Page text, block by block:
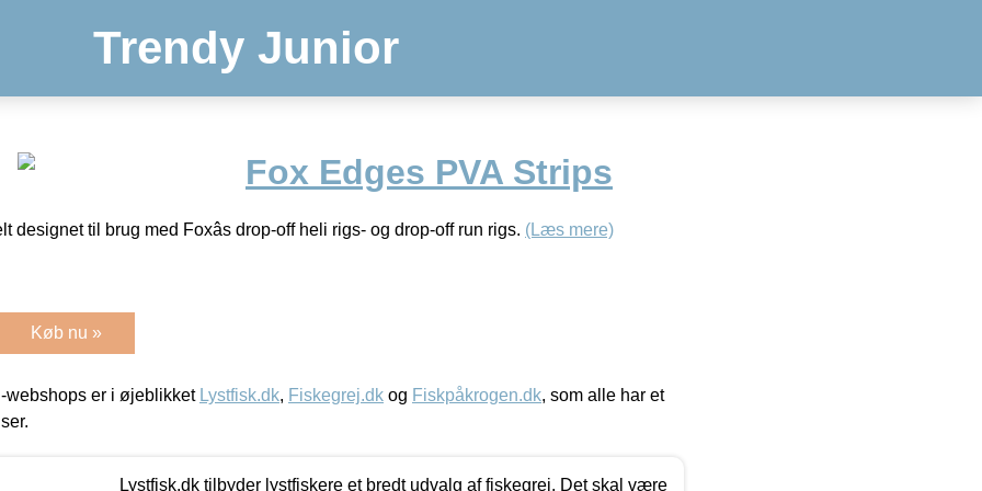
Trendy Junior
Fox Edges PVA Strips
designet til brug med Foxâs drop-off heli rigs- og drop-off run rigs. (Læs mere)
Køb nu »
er i øjeblikket Lystfisk.dk, Fiskegrej.dk og Fiskpåkrogen.dk, som alle har et
Lystfisk.dk tilbyder lystfiskere et bredt udvalg af fiskegrej. Det skal være